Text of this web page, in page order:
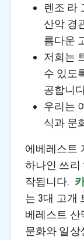
렌조 라
산악 경
름다운
저희는
수 있도
공합니
우리는
식과 문
에베레스트
하나인 쓰리
작됩니다.
는 3대 고개
베레스트 산
문화와 일상